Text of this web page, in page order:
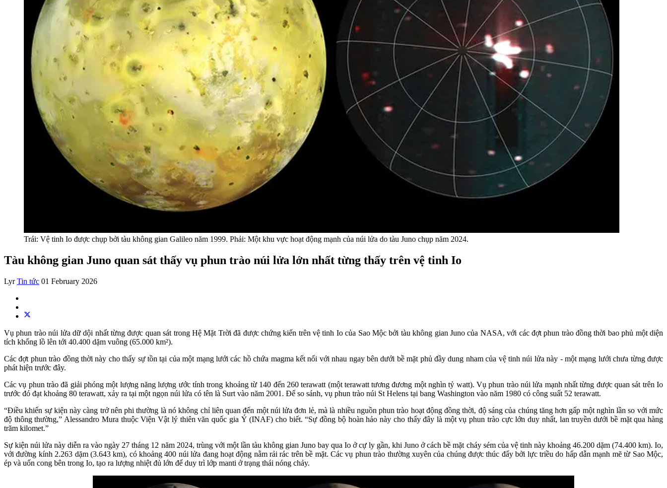
Trái: Vệ tinh Io được chụp bởi tàu không gian Galileo năm 1999. Phải: Một khu vực hoạt động mạnh của núi lửa do tàu Juno chụp năm 2024.
Tàu không gian Juno quan sát thấy vụ phun trào núi lửa lớn nhất từng thấy trên vệ tinh Io
Lyr Tin tức 01 February 2026
Vụ phun trào núi lửa dữ dội nhất từng được quan sát trong Hệ Mặt Trời đã được chứng kiến trên vệ tinh Io của Sao Mộc bởi tàu không gian Juno của NASA, với các đợt phun trào đồng thời bao phủ một diện
tích khổng lồ lên tới 40.400 dặm vuông (65.000 km²).
Các đợt phun trào đồng thời này cho thấy sự tồn tại của một mạng lưới các hồ chứa magma kết nối với nhau ngay bên dưới bề mặt phủ đầy dung nham của vệ tinh núi lửa này - một mạng lưới chưa từng được
phát hiện trước đây.
Các vụ phun trào đã giải phóng một lượng năng lượng ước tính trong khoảng từ 140 đến 260 terawatt (một terawatt tương đương một nghìn tỷ watt). Vụ phun trào núi lửa mạnh nhất từng được quan sát trên Io
trước đó đạt khoảng 80 terawatt, xảy ra tại một ngọn núi lửa có tên là Surt vào năm 2001. Để so sánh, vụ phun trào núi St Helens tại bang Washington vào năm 1980 có công suất 52 terawatt.
“Điều khiến sự kiện này càng trở nên phi thường là nó không chỉ liên quan đến một núi lửa đơn lẻ, mà là nhiều nguồn phun trào hoạt động đồng thời, độ sáng của chúng tăng hơn gấp một nghìn lần so với mức
độ thông thường,” Alessandro Mura thuộc Viện Vật lý thiên văn quốc gia Ý (INAF) cho biết. “Sự đồng bộ hoàn hảo này cho thấy đây là một vụ phun trào cực lớn duy nhất, lan truyền dưới bề mặt qua hàng
trăm kilomet.”
Sự kiện núi lửa này diễn ra vào ngày 27 tháng 12 năm 2024, trùng với một lần tàu không gian Juno bay qua Io ở cự ly gần, khi Juno ở cách bề mặt cháy sém của vệ tinh này khoảng 46.200 dặm (74.400 km). Io,
với đường kính 2.263 dặm (3.643 km), có khoảng 400 núi lửa đang hoạt động nằm rải rác trên bề mặt. Các vụ phun trào thường xuyên của chúng được thúc đẩy bởi lực triều do hấp dẫn mạnh mẽ từ Sao Mộc,
ép và uốn cong bên trong Io, tạo ra lượng nhiệt đủ lớn để duy trì lớp manti ở trạng thái nóng chảy.